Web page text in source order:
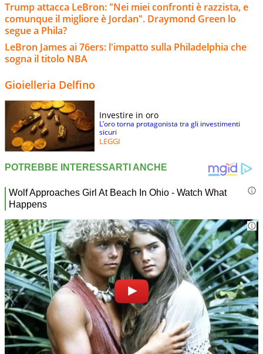
Trump attacca LeBron: "Nei miei confronti è razzista, e
comunque il migliore è Jordan". Draymond Green lo
segue a Phila?
LeBron James ai 76ers: l'impatto sulla Philadelphia che
sogna il titolo NBA
Gioielleria Delfino
Investire in oro
L’oro torna protagonista tra gli investimenti
sicuri
LEGGI